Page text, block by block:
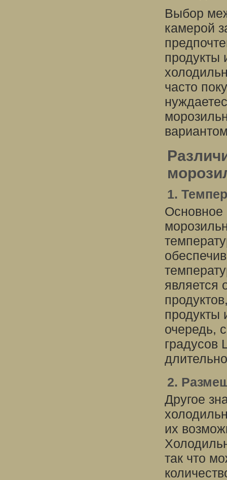
Выбор
камерой
продукты
часто
1.
Основное
является
продукты
очередь,
градусов
2.
Другое
их
так что